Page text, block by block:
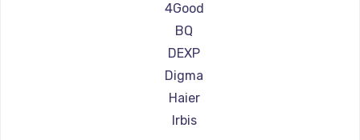
Ремонт подсветки
1200 руб.
Заказать
Замена электронных компонентов
1900 руб.
Ремонт планшетов Teclast
Ремонт планшетов CHUWI
4Good
BQ
DEXP
Digma
Haier
Irbis